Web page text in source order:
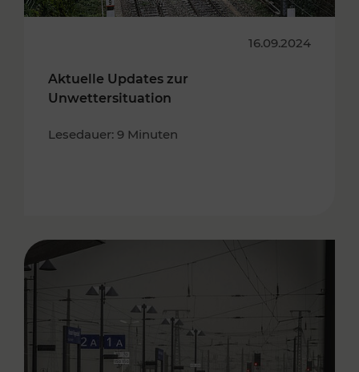
16.09.2024
Aktuelle Updates zur
Unwettersituation
Lesedauer: 9 Minuten